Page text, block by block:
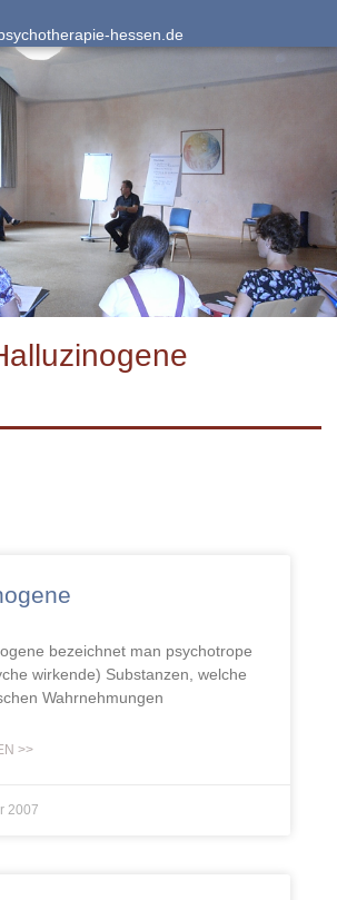
hessen.de
bezeichnet man psychotrope
wirkende) Substanzen, welche
Wahrnehmungen
>>
2007